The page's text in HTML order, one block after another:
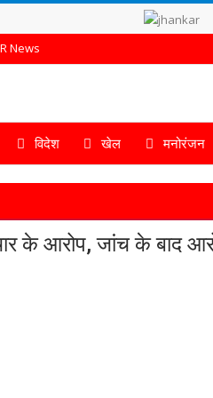
News
विदेश खेल मनोरंजन
के आरोप, जांच के बाद